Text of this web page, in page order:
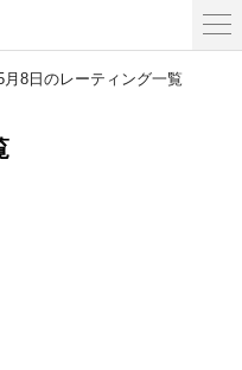
月8日のレーティング一覧